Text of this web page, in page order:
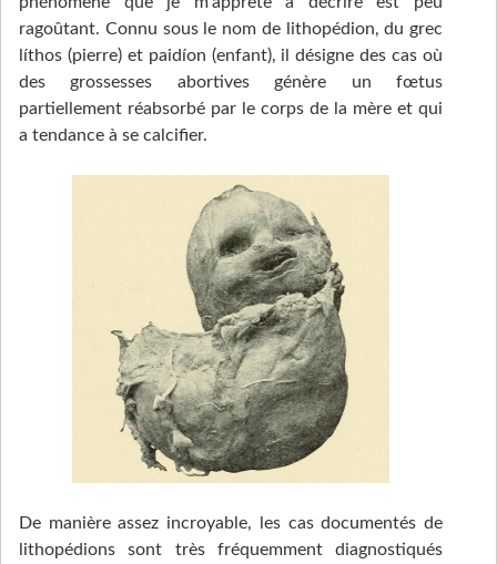
ragoûtant. Connu sous le nom de lithopédion, du grec
líthos (pierre) et paidíon (enfant), il désigne des cas où
des grossesses abortives génère un fœtus
partiellement réabsorbé par le corps de la mère et qui
a tendance à se calcifier.
De manière assez incroyable, les cas documentés de
lithopédions sont très fréquemment diagnostiqués